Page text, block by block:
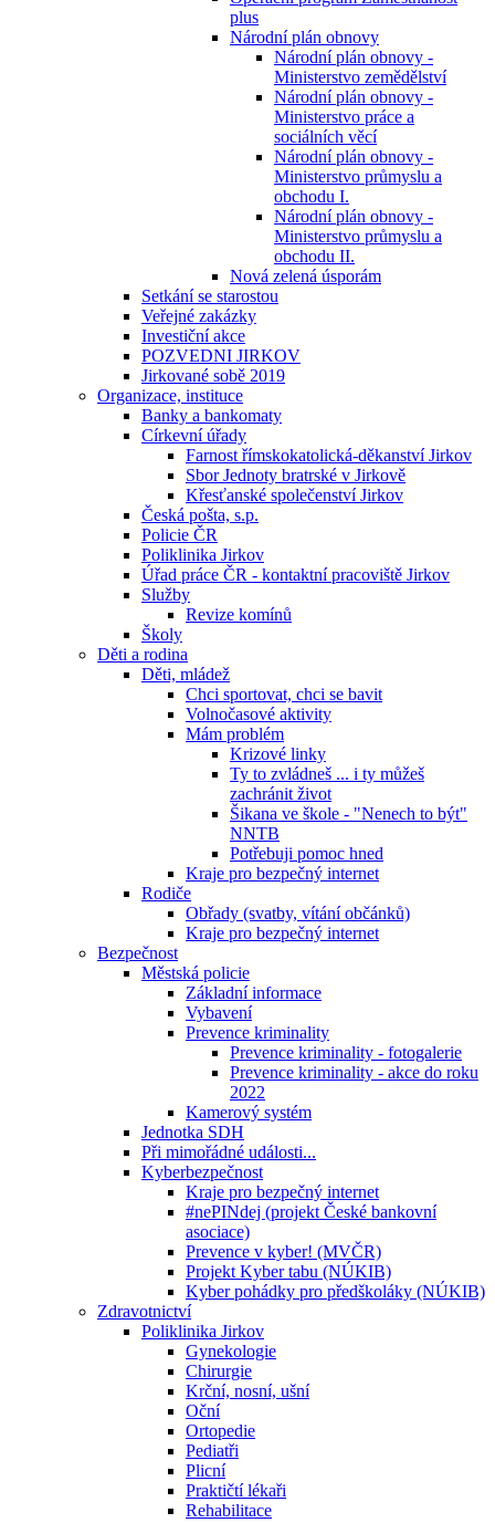
plus
Národní plán obnovy
Národní plán obnovy -
Ministerstvo zemědělství
Národní plán obnovy -
Ministerstvo práce a
sociálních věcí
Národní plán obnovy -
Ministerstvo průmyslu a
obchodu I.
Národní plán obnovy -
Ministerstvo průmyslu a
obchodu II.
Nová zelená úsporám
Setkání se starostou
Veřejné zakázky
Investiční akce
POZVEDNI JIRKOV
Jirkované sobě 2019
Organizace, instituce
Banky a bankomaty
Církevní úřady
Farnost římskokatolická-děkanství Jirkov
Sbor Jednoty bratrské v Jirkově
Křesťanské společenství Jirkov
Česká pošta, s.p.
Policie ČR
Poliklinika Jirkov
Úřad práce ČR - kontaktní pracoviště Jirkov
Služby
Revize komínů
Školy
Děti a rodina
Děti, mládež
Chci sportovat, chci se bavit
Volnočasové aktivity
Mám problém
Krizové linky
Ty to zvládneš ... i ty můžeš
zachránit život
Šikana ve škole - "Nenech to být"
NNTB
Potřebuji pomoc hned
Kraje pro bezpečný internet
Rodiče
Obřady (svatby, vítání občánků)
Kraje pro bezpečný internet
Bezpečnost
Městská policie
Základní informace
Vybavení
Prevence kriminality
Prevence kriminality - fotogalerie
Prevence kriminality - akce do roku
2022
Kamerový systém
Jednotka SDH
Při mimořádné události...
Kyberbezpečnost
Kraje pro bezpečný internet
#nePINdej (projekt České bankovní
asociace)
Prevence v kyber! (MVČR)
Projekt Kyber tabu (NÚKIB)
Kyber pohádky pro předškoláky (NÚKIB)
Zdravotnictví
Poliklinika Jirkov
Gynekologie
Chirurgie
Krční, nosní, ušní
Oční
Ortopedie
Pediatři
Plicní
Praktičtí lékaři
Rehabilitace